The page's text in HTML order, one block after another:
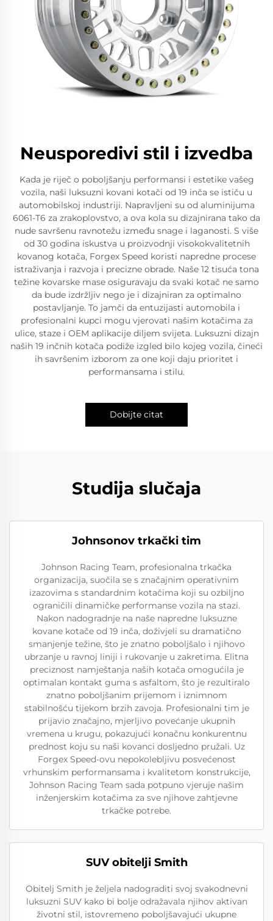
Neusporedivi stil i izvedba
Kada je riječ o poboljšanju performansi i estetike vašeg
vozila, naši luksuzni kovani kotači od 19 inča se ističu u
automobilskoj industriji. Napravljeni su od aluminijuma
6061-T6 za zrakoplovstvo, a ova kola su dizajnirana tako da
nude savršenu ravnotežu između snage i laganosti. S više
od 30 godina iskustva u proizvodnji visokokvalitetnih
kovanog kotača, Forgex Speed koristi napredne procese
istraživanja i razvoja i precizne obrade. Naše 12 tisuća tona
težine kovarske mase osiguravaju da svaki kotač ne samo
da bude izdržljiv nego je i dizajniran za optimalno
postavljanje. To jamči da entuzijasti automobila i
profesionalni kupci mogu vjerovati našim kotačima za
ulice, staze i OEM aplikacije diljem svijeta. Luksuzni dizajn
naših 19 inčnih kotača podiže izgled bilo kojeg vozila, čineći
ih savršenim izborom za one koji daju prioritet i
performansama i stilu.
Dobijte citat
Studija slučaja
Johnsonov trkački tim
Johnson Racing Team, profesionalna trkačka
organizacija, suočila se s značajnim operativnim
izazovima s standardnim kotačima koji su ozbiljno
ograničili dinamičke performanse vozila na stazi.
Nakon nadogradnje na naše napredne luksuzne
kovane kotače od 19 inča, doživjeli su dramatično
smanjenje težine, što je znatno poboljšalo i njihovo
ubrzanje u ravnoj liniji i rukovanje u zakretima. Elitna
preciznost namještanja naših kotača omogućila je
optimalan kontakt guma s asfaltom, što je rezultiralo
znatno poboljšanim prijemom i iznimnom
stabilnošću tijekom brzih zavoja. Profesionalni tim je
prijavio značajno, mjerljivo povećanje ukupnih
vremena u krugu, pokazujući konačnu konkurentnu
prednost koju su naši kovanci dosljedno pružali. Uz
Forgex Speed-ovu nepokolebljivu posvećenost
vrhunskim performansama i kvalitetom konstrukcije,
Johnson Racing Team sada potpuno vjeruje našim
inženjerskim kotačima za sve njihove zahtjevne
trkačke potrebe.
SUV obitelji Smith
Obitelj Smith je željela nadograditi svoj svakodnevni
luksuzni SUV kako bi bolje odražavala njihov aktivan
životni stil, istovremeno poboljšavajući ukupne